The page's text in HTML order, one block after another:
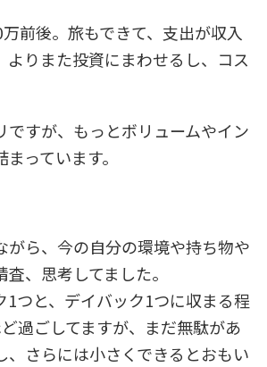
前後。旅もできて、支出が収入
よりまた投資にまわせるし、コス
ですが、もっとボリュームやイン
っています。
がら、今の自分の環境や持ち物や
、思考してました。
1つと、デイバック1つに収まる程
過ごしてますが、まだ無駄があ
、さらには小さくできるとおもい